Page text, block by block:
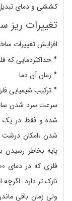
کششی و دمای
تغییرات ریز
افزایش تغییرات
حداکثردمایی که
زمان آن دما
ترکیب شیمیایی
سرعت سرد شدن
شده و فقط در یک
شدن ،امکان
نازک تر دارد.
ولی زمان باقی